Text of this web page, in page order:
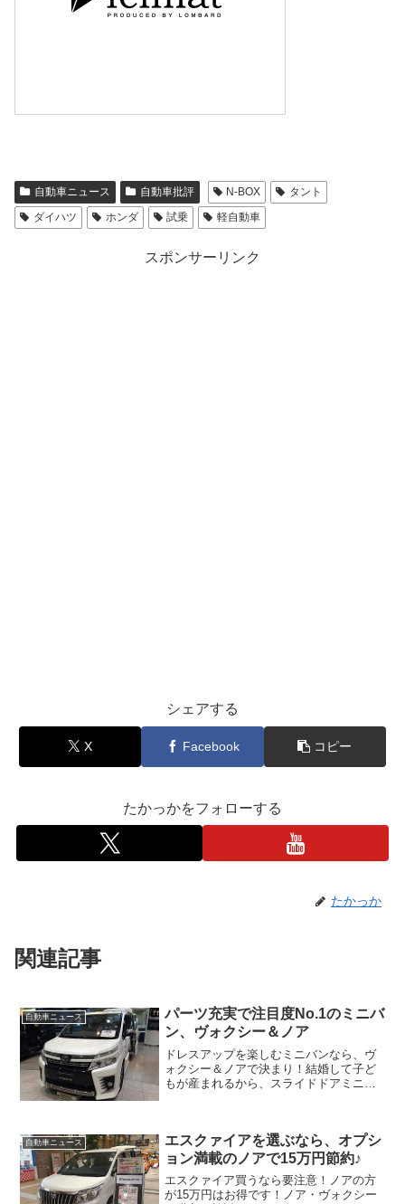
自動車ニュース 自動車批評 N-BOX
タント
ダイハツ
ホンダ 試乗 軽自動車
スポンサーリンク
シェアする
X Facebook コピー
たかっかをフォローする
たかっか
関連記事
自動車ニュース
パーツ充実で注目度No.1のミニバ
ン、ヴォクシー＆ノア
ドレスアップを楽しむミニバンなら、ヴ
ォクシー＆ノアで決まり！結婚して子ど
もが産まれるから、スライドドアミニバ
イアかっこいいんだけど...
自動車ニュース
エスクァイアを選ぶなら、オプシ
ョン満載のノアで15万円節約♪
エスクァイア買うなら要注意！ノアの方
が15万円はお得です！ノア・ヴォクシー